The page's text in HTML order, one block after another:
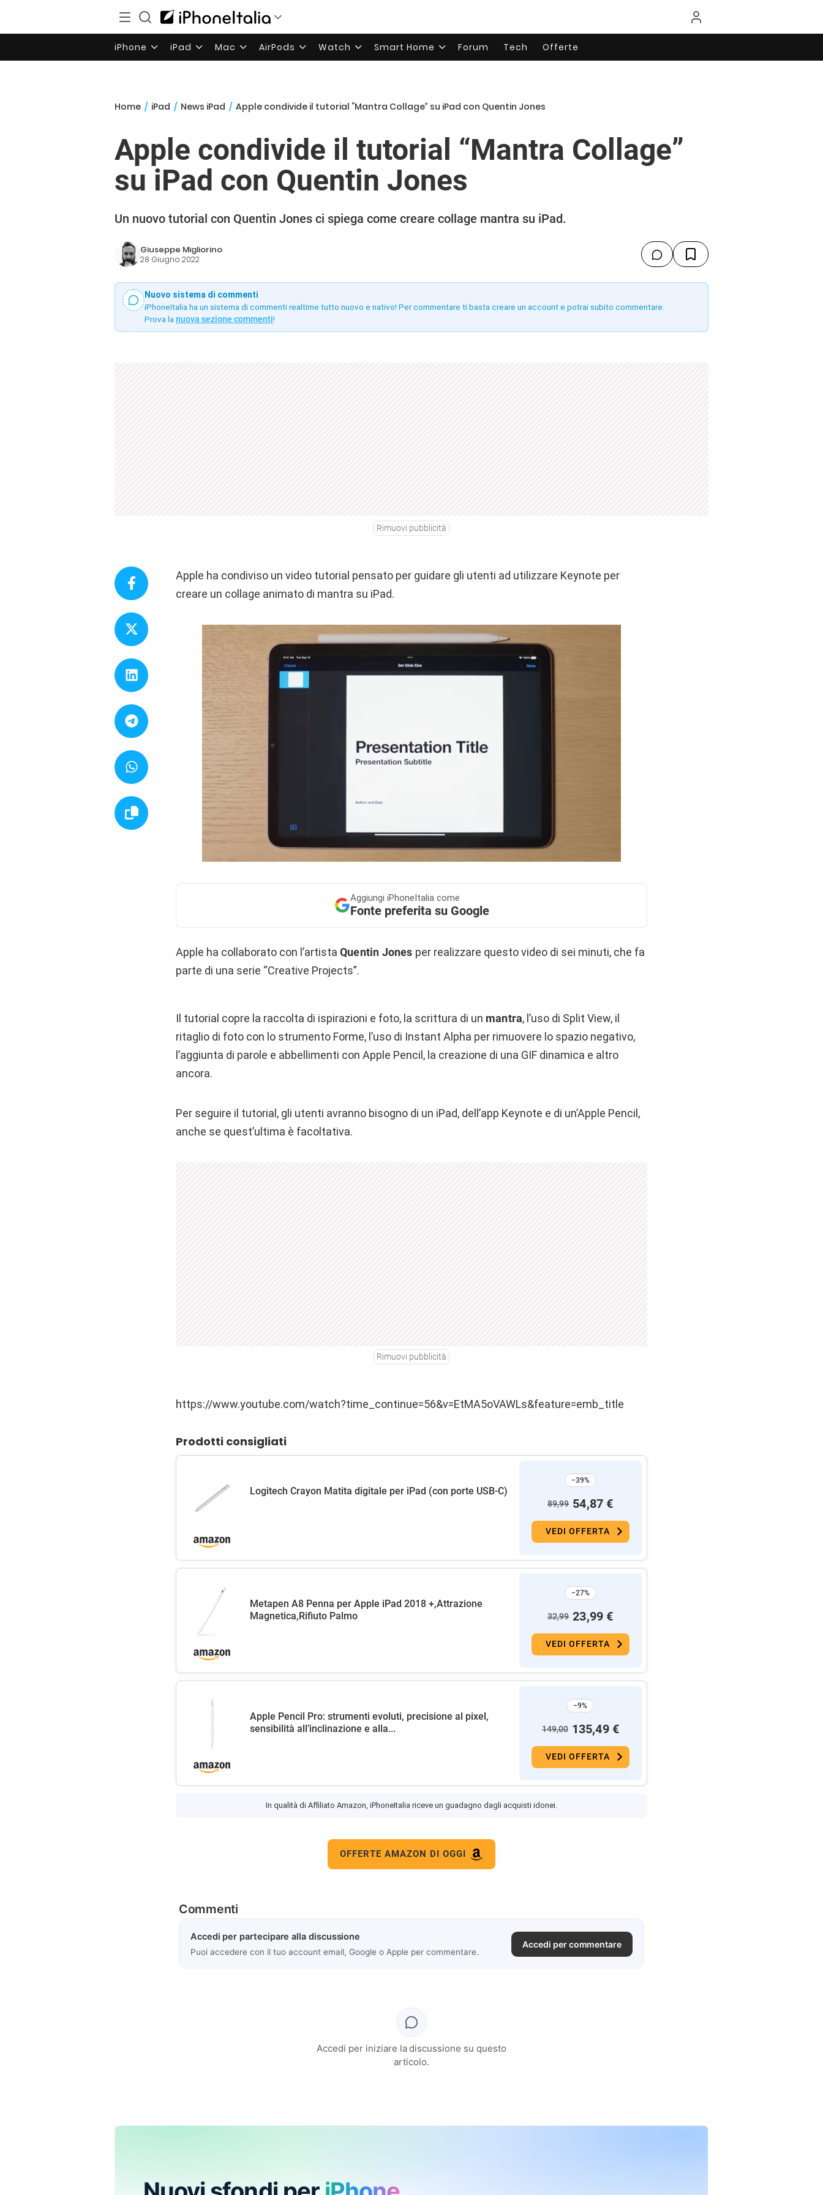
iPhone iPad Mac AirPods Watch Smart Home Forum Tech Offerte
Home / iPad / News iPad / Apple condivide il tutorial “Mantra Collage” su iPad con Quentin Jones
Apple condivide il tutorial “Mantra Collage”
su iPad con Quentin Jones
Un nuovo tutorial con Quentin Jones ci spiega come creare collage mantra su iPad.
Giuseppe Migliorino
28 Giugno 2022
Nuovo sistema di commenti
iPhoneItalia ha un sistema di commenti realtime tutto nuovo e nativo! Per commentare ti basta creare un account e potrai subito commentare.
Prova la nuova sezione commenti!
Rimuovi pubblicità
Apple ha condiviso un video tutorial pensato per guidare gli utenti ad utilizzare Keynote per
creare un collage animato di mantra su iPad.
Aggiungi iPhoneItalia come
Fonte preferita su Google
Apple ha collaborato con l’artista Quentin Jones per realizzare questo video di sei minuti, che fa
parte di una serie “Creative Projects”.
Il tutorial copre la raccolta di ispirazioni e foto, la scrittura di un mantra, l’uso di Split View, il
ritaglio di foto con lo strumento Forme, l’uso di Instant Alpha per rimuovere lo spazio negativo,
l’aggiunta di parole e abbellimenti con Apple Pencil, la creazione di una GIF dinamica e altro
ancora.
Per seguire il tutorial, gli utenti avranno bisogno di un iPad, dell’app Keynote e di un’Apple Pencil,
anche se quest’ultima è facoltativa.
Rimuovi pubblicità
https://www.youtube.com/watch?time_continue=56&v=EtMA5oVAWLs&feature=emb_title
Prodotti consigliati
Logitech Crayon Matita digitale per iPad (con porte USB-C)
−39%
89,99 54,87 €
VEDI OFFERTA
Metapen A8 Penna per Apple iPad 2018 +,Attrazione
Magnetica,Rifiuto Palmo
−27%
32,99 23,99 €
VEDI OFFERTA
Apple Pencil Pro: strumenti evoluti, precisione al pixel,
sensibilità all’inclinazione e alla...
−9%
149,00 135,49 €
VEDI OFFERTA
In qualità di Affiliato Amazon, iPhoneItalia riceve un guadagno dagli acquisti idonei.
OFFERTE AMAZON DI OGGI
Commenti
Accedi per partecipare alla discussione
Puoi accedere con il tuo account email, Google o Apple per commentare.
Accedi per commentare
Accedi per iniziare la discussione su questo
articolo.